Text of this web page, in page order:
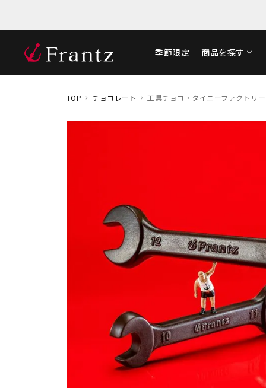
季節限定 商品を探す
TOP チョコレート 工具チョコ・タイニーファクトリー